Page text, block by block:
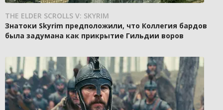
THE ELDER SCROLLS V: SKYRIM
Знатоки Skyrim предположили, что Коллегия бардов
была задумана как прикрытие Гильдии воров